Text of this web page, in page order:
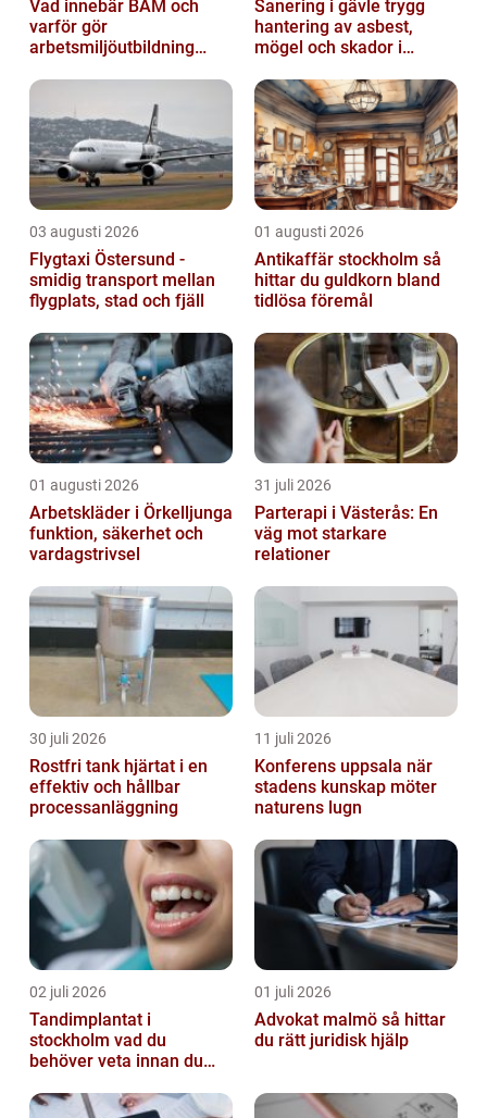
Vad innebär BAM och
varför gör
arbetsmiljöutbildning
Sanering i gävle trygg
hantering av asbest,
mögel och skador i
03 augusti 2026
Flygtaxi Östersund -
smidig transport mellan
flygplats, stad och fjäll
01 augusti 2026
Antikaffär stockholm så
hittar du guldkorn bland
tidlösa föremål
01 augusti 2026
Arbetskläder i Örkelljunga
funktion, säkerhet och
vardagstrivsel
31 juli 2026
Parterapi i Västerås: En
väg mot starkare
relationer
30 juli 2026
Rostfri tank hjärtat i en
effektiv och hållbar
processanläggning
11 juli 2026
Konferens uppsala när
stadens kunskap möter
naturens lugn
02 juli 2026
Tandimplantat i
stockholm vad du
behöver veta innan du
01 juli 2026
Advokat malmö så hittar
du rätt juridisk hjälp